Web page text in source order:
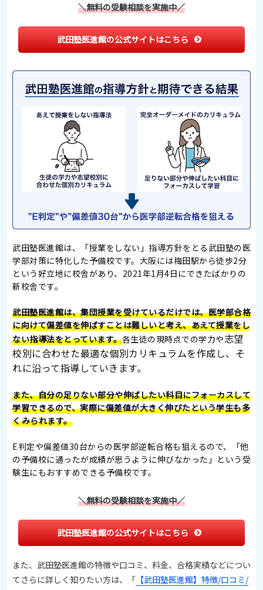
＼無料の受験相談を実施中／
武田塾医進館の公式サイトはこちら
武田塾医進館は、「授業をしない」指導方針をとる武田塾の医
学部対策に特化した予備校です。大阪には梅田駅から徒歩2分
という好立地に校舎があり、2021年1月4日にできたばかりの
新校舎です。
武田塾医進館は、集団授業を受けているだけでは、医学部合格
に向けて偏差値を伸ばすことは難しいと考え、あえて授業をし
ない指導法をとっています。各生徒の現時点での学力や志望
校別に合わせた最適な個別カリキュラムを作成し、そ
れに沿って指導していきます。
また、自分の足りない部分や伸ばしたい科目にフォーカスして
学習できるので、実際に偏差値が大きく伸びたという学生も多
くみられます。
E判定や偏差値30台からの医学部逆転合格も狙えるので、「他
の予備校に通ったが成績が思うように伸びなかった」という受
験生にもおすすめできる予備校です。
＼無料の受験相談を実施中／
武田塾医進館の公式サイトはこちら
また、武田塾医進館の特徴や口コミ、料金、合格実績などについ
てさらに詳しく知りたい方は、「 【武田塾医進館】特徴/口コミ/